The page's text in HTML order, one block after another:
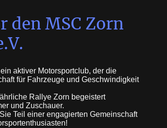
den MSC Zorn
aktiver Motorsportclub, der die
für Fahrzeuge und Geschwindigkeit
Rallye Zorn begeistert
und Zuschauer.
Teil einer engagierten Gemeinschaft